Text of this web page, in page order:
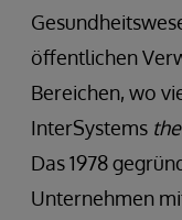
öffentlichen
Bereichen, wo
InterSystems the
Das 1978
Unternehmen